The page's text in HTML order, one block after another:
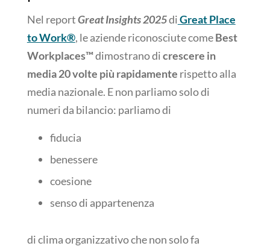
Nel reportGreat Insights 2025diGreat Place
to Work®, le aziende riconosciute comeBest
Workplaces™dimostrano dicrescere in
media 20 volte più rapidamente rispetto alla
media nazionale. E non parliamo solo di
numeri da bilancio: parliamo di
fiducia
benessere
coesione
senso di appartenenza
di clima organizzativo che non solo fa